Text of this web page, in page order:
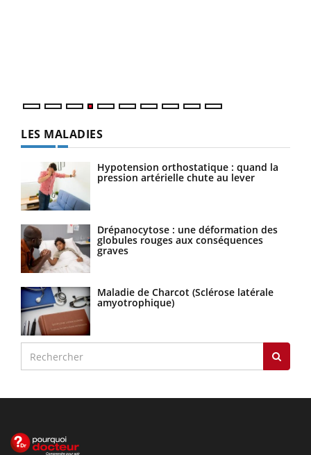
LES MALADIES
Hypotension orthostatique : quand la
pression artérielle chute au lever
Drépanocytose : une déformation des
globules rouges aux conséquences
graves
Maladie de Charcot (Sclérose latérale
amyotrophique)